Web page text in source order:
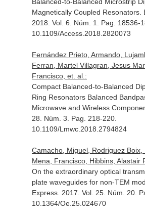
Magnetically Coupled Resonators.
2018. Vol. 6. Núm. 1. Pag. 18536-
10.1109/Access.2018.2820073
Fernández Prieto, Armando,
Ferran, Martel Villagran, Jesus
Francisco, et. al.:
Compact Balanced-to-Balanced
Ring Resonators Balanced
Microwave and Wireless
28. Núm. 3. Pag. 218-220.
10.1109/Lmwc.2018.2794824
Camacho, Miguel, Rodriguez Boix,
Mena, Francisco, Hibbins, Alastair
On the extraordinary optical
plate waveguides for non-TEM
Express. 2017. Vol. 25. Núm. 20.
10.1364/Oe.25.024670